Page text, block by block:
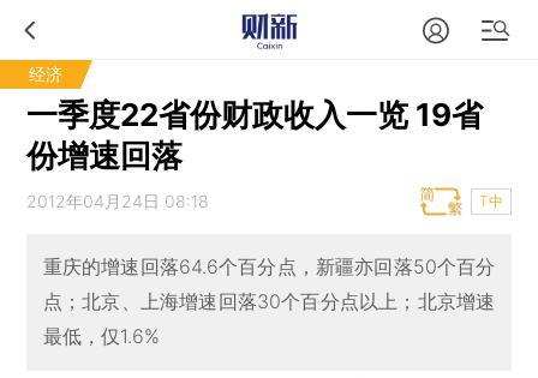
经济
一季度22省份财政收入一览 19省
份增速回落
2012年04月24日 08:18 T中
重庆的增速回落64.6个百分点，新疆亦回落50个百分
点；北京、上海增速回落30个百分点以上；北京增速
最低，仅1.6%